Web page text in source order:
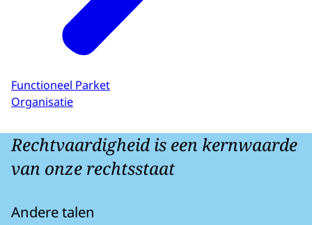
Functioneel Parket
Organisatie
Rechtvaardigheid is een kernwaarde
van onze rechtsstaat
Andere talen